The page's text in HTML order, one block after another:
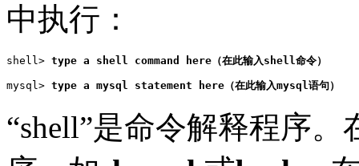
中执行 ：
shell> type a shell command here（在此输入shell命令）
mysql> type a mysql statement here（在此输入mysql语句）
“shell”是命令解释程序。